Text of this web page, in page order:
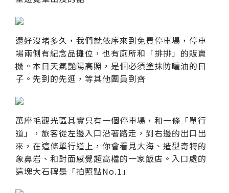
還好沒堵多久，我們就依序來到免費停車場，停車
場兩側有紀念品攤位，也有廁所和「排排」的販賣
機。本日天氣艷陽高照，是個必須塗抹防曬油的日
子。先到的先逛，等其他團員到齊
萬座毛觀光區其實只有一個停車場，和一條「單行
道」，旅客從左邊入口沿著路走，到右邊的出口出
來，在這條單行道上，你會看見大海、造型奇特的
象鼻岩、和對面感覺超高檔的一家飯店。入口處的
這塊大石碑是「拍照點No.1」